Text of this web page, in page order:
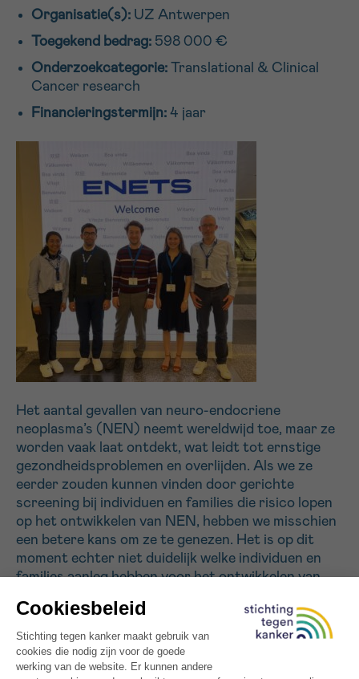
Organisatie(s): UZ Antwerpen
Toegekend bedrag: 598 000 €
Onderzoekcategorie: Translational & Clinical
Cancer research
Financieringstermijn: 4 jaar
Het aantal gevallen van neuro-endocriene
neoplasma’s (NEN) neemt wereldwijd toe, maar ze
worden vaak laat ontdekt, wat leidt tot ernstige
gezondheidsproblemen en overlijden. Als we ze
eerder zouden kunnen vinden door gerichte
screening bij individuen en families die risico lopen
op het ontwikkelen van NEN, hebben we misschien
een betere kans om ze te genezen. Het is op dit
moment echter niet duidelijk welke individuen en
families aanleg hebben voor het ontwikkelen van
syndromen routinematig getest. Om deze hiaten
op te vullen, zal ons project gebruik maken van een
techniek genaamd whole exome sequencing op
genetisch materiaal van >1000 Europese NEN-
Ja, stuur mij de nieuwsbrief
Ik aanvaard de
gebruiksvoorwaarden
*VERPLICHT VELD
Sturen
16h-18h
Verder